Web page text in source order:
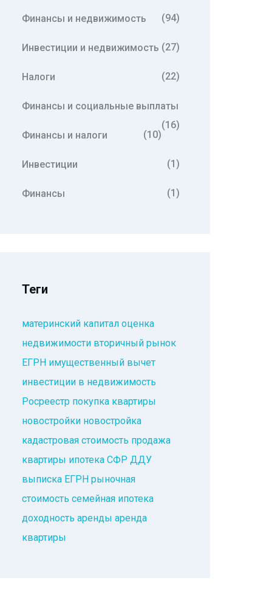
Финансы и недвижимость (94)
Инвестиции и недвижимость (27)
Налоги (22)
Финансы и социальные выплаты
(16)
Финансы и налоги
(10)
Инвестиции (1)
Финансы (1)
Теги
материнский капитал оценка
недвижимости вторичный рынок
ЕГРН имущественный вычет
инвестиции в недвижимость
Росреестр покупка квартиры
новостройки новостройка
кадастровая стоимость продажа
квартиры ипотека СФР ДДУ
выписка ЕГРН рыночная
стоимость семейная ипотека
доходность аренды аренда
квартиры